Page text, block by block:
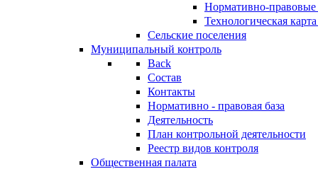
Нормативно-правовые
Технологическая
Сельские поселения
Муниципальный контроль
Back
Состав
Контакты
Нормативно - правовая база
Деятельность
План контрольной деятельности
Реестр видов контроля
Общественная палата